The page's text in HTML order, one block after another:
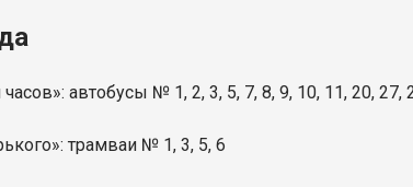
автобусы № 1, 2, 3, 5, 7, 8, 9, 10, 11, 20, 27,
трамваи № 1, 3, 5, 6